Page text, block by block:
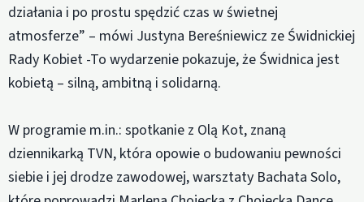
działania i po prostu spędzić czas w świetnej
atmosferze” – mówi Justyna Bereśniewicz ze Świdnickiej
Rady Kobiet -To wydarzenie pokazuje, że Świdnica jest
kobietą – silną, ambitną i solidarną.
W programie m.in.: spotkanie z Olą Kot, znaną
dziennikarką TVN, która opowie o budowaniu pewności
siebie i jej drodze zawodowej, warsztaty Bachata Solo,